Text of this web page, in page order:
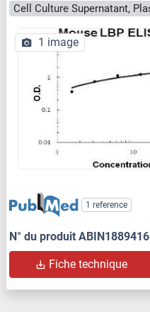
1 image
1 reference
N° du produit ABIN1889416
Fiche technique